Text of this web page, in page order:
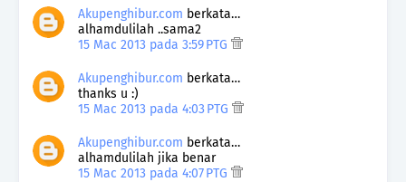
Akupenghibur.com berkata…
alhamdulilah ..sama2
15 Mac 2013 pada 3:59 PTG
Akupenghibur.com berkata…
thanks u :)
15 Mac 2013 pada 4:03 PTG
Akupenghibur.com berkata…
alhamdulilah jika benar
15 Mac 2013 pada 4:07 PTG